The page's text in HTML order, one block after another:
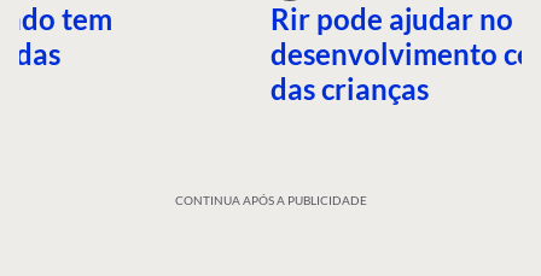
tem
Rir pode ajudar no
desenvolvimento
das crianças
CONTINUA APÓS A PUBLICIDADE